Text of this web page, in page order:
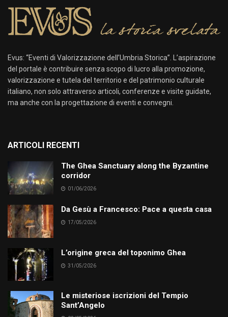
Evus: “Eventi di Valorizzazione dell’Umbria Storica”. L’aspirazione
del portale è contribuire senza scopo di lucro alla promozione,
valorizzazione e tutela del territorio e del patrimonio culturale
italiano, non solo attraverso articoli, conferenze e visite guidate,
ma anche con la progettazione di eventi e convegni.
ARTICOLI RECENTI
The Ghea Sanctuary along the Byzantine
corridor
01/06/2026
Da Gesù a Francesco: Pace a questa casa
17/05/2026
L’origine greca del toponimo Ghea
31/05/2026
Le misteriose iscrizioni del Tempio
Sant’Angelo